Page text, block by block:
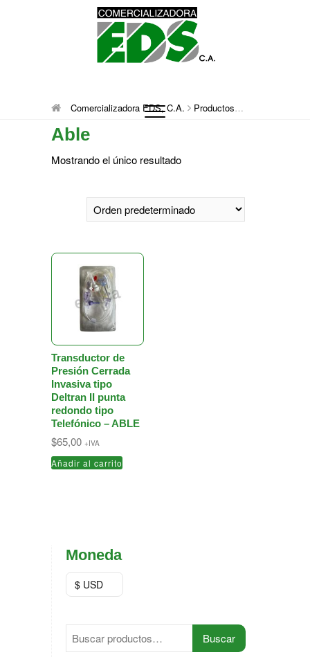
Comercializadora
QUIRÚRGICO DESCARTABLE
Comercializadora EDS, C.A. Productos
Able
Mostrando el único resultado
Transductor de
Presión Cerrada
Invasiva tipo
Deltran II punta
redondo tipo
Telefónico – ABLE
$65,00 +IVA
Añadir al carrito
Moneda
$ USD
por:Buscar